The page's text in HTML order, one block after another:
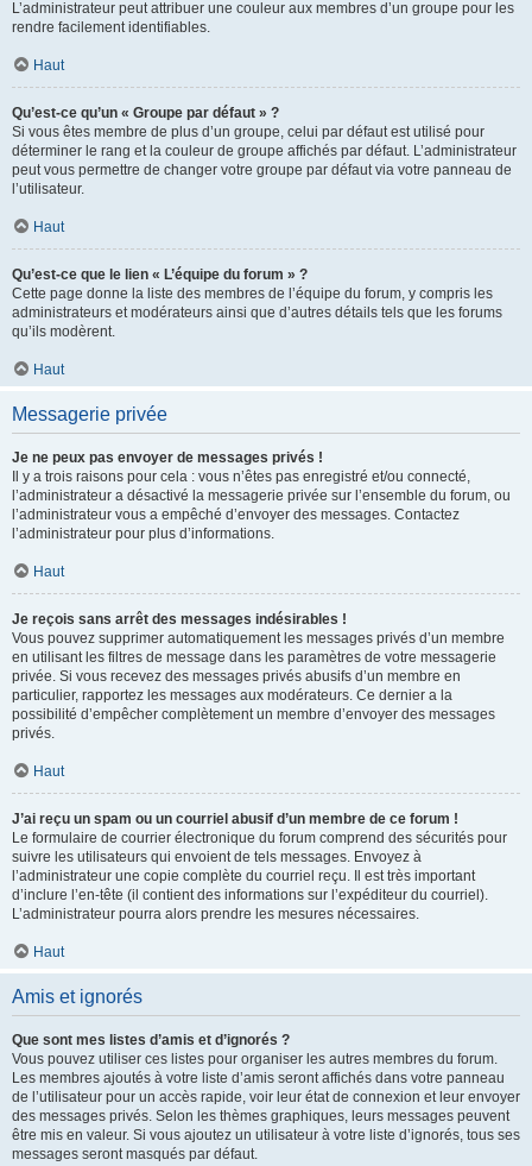
L’administrateur peut attribuer une couleur aux membres d’un groupe pour les
rendre facilement identifiables.
Haut
Qu’est-ce qu’un « Groupe par défaut » ?
Si vous êtes membre de plus d’un groupe, celui par défaut est utilisé pour
déterminer le rang et la couleur de groupe affichés par défaut. L’administrateur
peut vous permettre de changer votre groupe par défaut via votre panneau de
l’utilisateur.
Haut
Qu’est-ce que le lien « L’équipe du forum » ?
Cette page donne la liste des membres de l’équipe du forum, y compris les
administrateurs et modérateurs ainsi que d’autres détails tels que les forums
qu’ils modèrent.
Haut
Messagerie privée
Je ne peux pas envoyer de messages privés !
Il y a trois raisons pour cela : vous n’êtes pas enregistré et/ou connecté,
l’administrateur a désactivé la messagerie privée sur l’ensemble du forum, ou
l’administrateur vous a empêché d’envoyer des messages. Contactez
l’administrateur pour plus d’informations.
Haut
Je reçois sans arrêt des messages indésirables !
Vous pouvez supprimer automatiquement les messages privés d’un membre
en utilisant les filtres de message dans les paramètres de votre messagerie
privée. Si vous recevez des messages privés abusifs d’un membre en
particulier, rapportez les messages aux modérateurs. Ce dernier a la
possibilité d’empêcher complètement un membre d’envoyer des messages
privés.
Haut
J’ai reçu un spam ou un courriel abusif d’un membre de ce forum !
Le formulaire de courrier électronique du forum comprend des sécurités pour
suivre les utilisateurs qui envoient de tels messages. Envoyez à
l’administrateur une copie complète du courriel reçu. Il est très important
d’inclure l’en-tête (il contient des informations sur l’expéditeur du courriel).
L’administrateur pourra alors prendre les mesures nécessaires.
Haut
Amis et ignorés
Que sont mes listes d’amis et d’ignorés ?
Vous pouvez utiliser ces listes pour organiser les autres membres du forum.
Les membres ajoutés à votre liste d’amis seront affichés dans votre panneau
de l’utilisateur pour un accès rapide, voir leur état de connexion et leur envoyer
des messages privés. Selon les thèmes graphiques, leurs messages peuvent
être mis en valeur. Si vous ajoutez un utilisateur à votre liste d’ignorés, tous ses
messages seront masqués par défaut.